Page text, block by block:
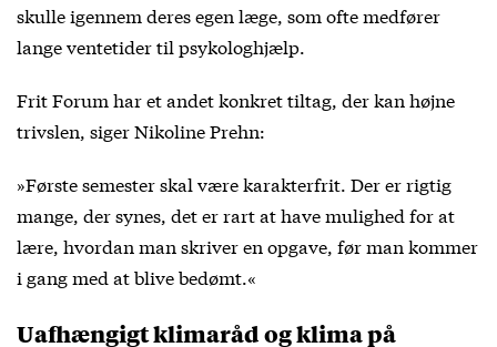
skulle igennem deres egen læge, som ofte medfører
lange ventetider til psykologhjælp.
Frit Forum har et andet konkret tiltag, der kan højne
trivslen, siger Nikoline Prehn:
»Første semester skal være karakterfrit. Der er rigtig
mange, der synes, det er rart at have mulighed for at
lære, hvordan man skriver en opgave, før man kommer
i gang med at blive bedømt.«
Uafhængigt klimaråd og klima på